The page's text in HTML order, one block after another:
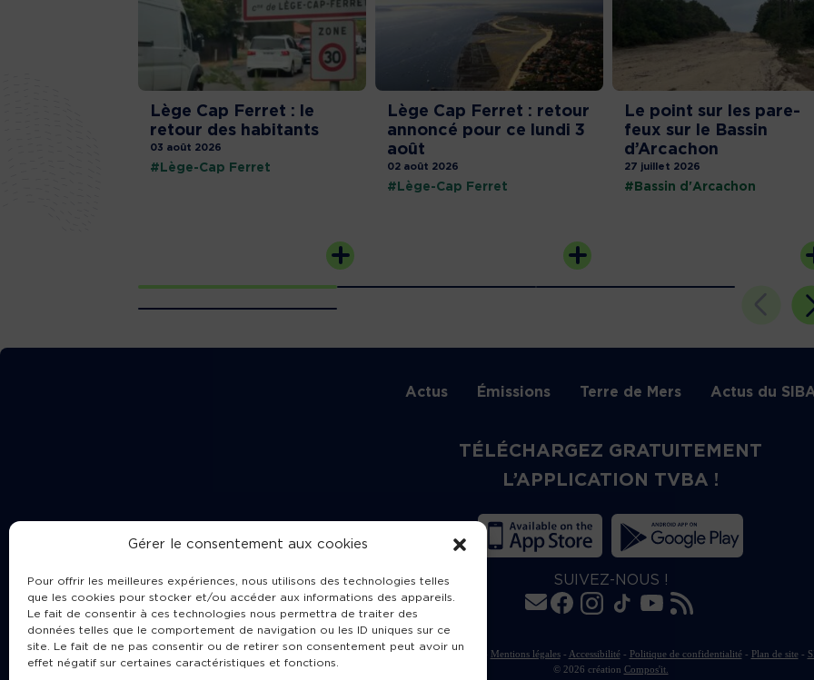
Gérer le consentement aux cookies
Pour offrir les meilleures expériences, nous utilisons des technologies telles
que les cookies pour stocker et/ou accéder aux informations des appareils.
Le fait de consentir à ces technologies nous permettra de traiter des
données telles que le comportement de navigation ou les ID uniques sur ce
site. Le fait de ne pas consentir ou de retirer son consentement peut avoir un
effet négatif sur certaines caractéristiques et fonctions.
Lège Cap Ferret : le
retour des habitants
03 août 2026
#Lège-Cap Ferret
Lège Cap Ferret : retour
annoncé pour ce lundi 3
août
02 août 2026
#Lège-Cap Ferret
Le point sur les pare-
feux sur le Bassin
d’Arcachon
27 juillet 2026
#Bassin d'Arcachon
Actus Émissions Terre de Mers Actus du
TÉLÉCHARGEZ GRATUITEMENT
L’APPLICATION TVBA !
SUIVEZ-NOUS !
Charte de publication Mentions légales- Accessibilité- Politique de confidentialité- Plan de site-
© 2026 création Compos'it.